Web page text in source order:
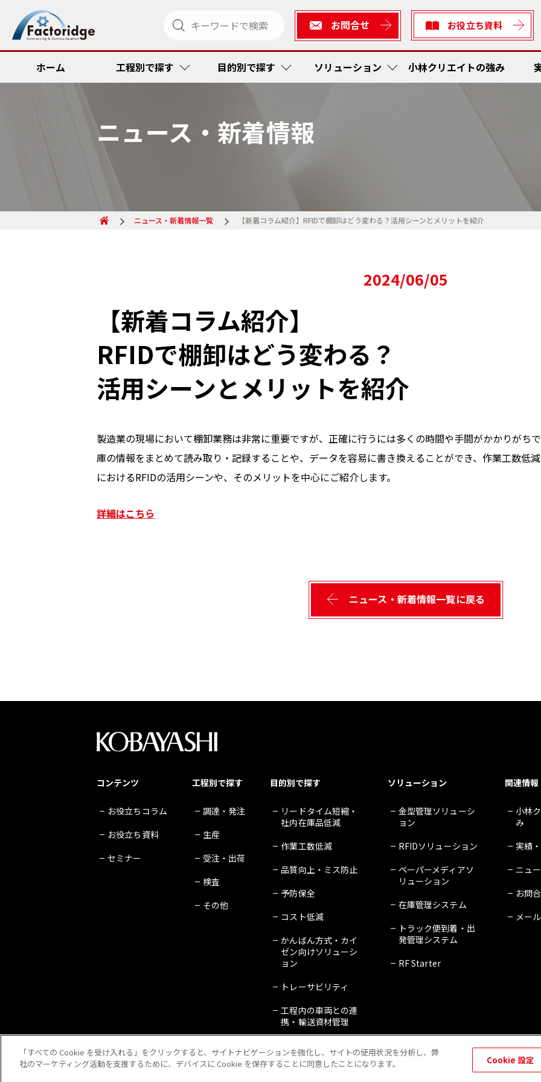
お問合せ お役立ち資料
ホーム 工程別で探す
調達・発注
その他
目的別で探す
リードタイム短縮・社内在庫品低減
コスト低減 かん
ソリューション
金型管理ソリューション
トラック便到着・出発管理システム RF
小林クリエイトの強み
RFID かん
リードタイム短縮 作業
ニュース・新着情報
ニュース・新着情報一覧 【新着コラム紹介】RFIDで棚卸はどう変わる？活用シーンとメリットを紹介
2024/06/05
【新着コラム紹介】
RFIDで棚卸はどう変わる？
活用シーンとメリットを紹介
製造業の現場において棚卸業務は非常に重要ですが、正確に行うには多くの時間や手間がかかりがち
庫の情報をまとめて読み取り・記録することや、データを容易に書き換えることができ、作業工数低
におけるRFIDの活用シーンや、そのメリットを中心にご紹介します。
詳細はこちら
ニュース・新着情報一覧に戻る
コンテンツ
お役立ちコラム
お役立ち資料
セミナー
工程別で探す
調達・発注
生産
受注・出荷
検査
その他
目的別で探す
リードタイム短縮・
社内在庫品低減
作業工数低減
品質向上・ミス防止
予防保全
コスト低減
かんばん方式・カイ
ゼン向けソリューシ
ョン
トレーサビリティ
工程内の車両との連
携・輸送資材管理
ソリューション
金型管理ソリューシ
ョン
RFIDソリューション
ペーパーメディアソ
リューション
在庫管理システム
トラック便到着・出
発管理システム
RF Starter
関連情報
小林
み
実績
ニュ
お問
メー
「すべての Cookie を受け入れる」をクリックすると、サイトナビゲーションを強化し、サイトの使用状況を分析し、弊
社のマーケティング活動を支援するために、デバイスに Cookie を保存することに同意したことになります。
Cookie 設定